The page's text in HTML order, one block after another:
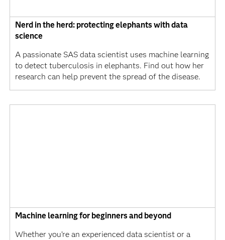
Nerd in the herd: protecting elephants with data
science
A passionate SAS data scientist uses machine learning
to detect tuberculosis in elephants. Find out how her
research can help prevent the spread of the disease.
Machine learning for beginners and beyond
Whether you’re an experienced data scientist or a